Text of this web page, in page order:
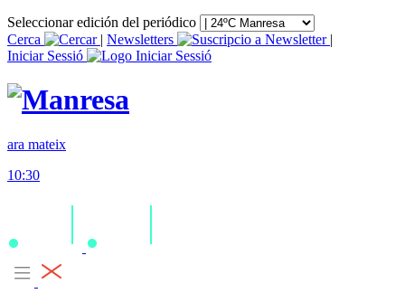
Seleccionar edición del periódico
Cerca
| Newsletters
|
Iniciar Sessió
ara mateix
10:30